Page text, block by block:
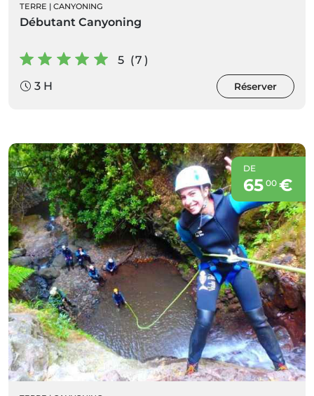
TERRE | CANYONING
Débutant Canyoning
5 (7)
3 H
Réserver
DE
65 00€